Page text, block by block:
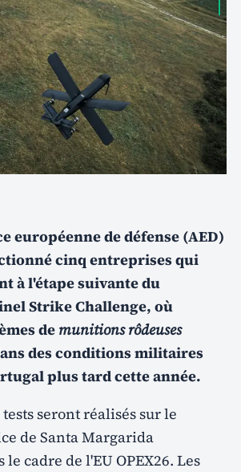
européenne de défense (AED)
cinq entreprises qui
à l'étape suivante du
Strike Challenge, où
de munitions rôdeuses
des conditions militaires
plus tard cette année.
tests seront réalisés sur le
de Santa Margarida
cadre de l'EU OPEX26. Les